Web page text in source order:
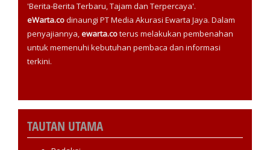
'Berita-Berita Terbaru, Tajam dan Terpercaya'.
eWarta.codinaungi PT Media Akurasi Ewarta Jaya. Dalam
penyajiannya,ewarta.coterus melakukan pembenahan
untuk memenuhi kebutuhan pembaca dan informasi
terkini.
TAUTAN UTAMA